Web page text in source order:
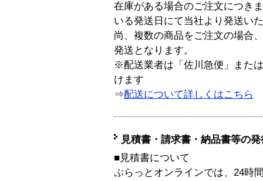
在庫がある場合のご注文につき
いる発送日にて当社より発送い
尚、複数の商品をご注文の場合
発送となります。
※配送業者は「佐川急便」また
けます
⇒配送について詳しくはこちら
見積書・請求書・納品書等の
■見積書について
ぷらっとオンラインでは、24時